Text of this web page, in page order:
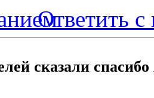
Ответить с
сказали